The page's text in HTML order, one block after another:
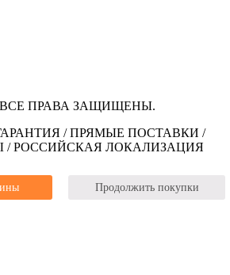
ВСЕ ПРАВА ЗАЩИЩЕНЫ.
/ ПРЯМЫЕ ПОСТАВКИ /
/ РОССИЙСКАЯ ЛОКАЛИЗАЦИЯ
Продолжить покупки